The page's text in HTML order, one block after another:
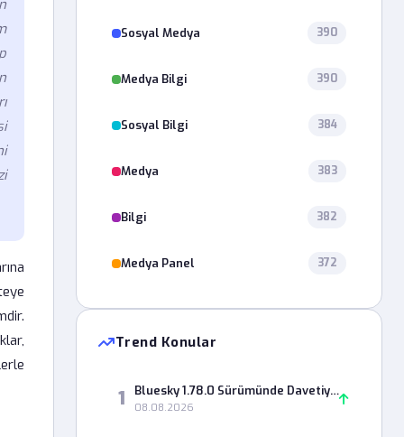
Sosyal Medya 390
Medya Bilgi 390
Sosyal Bilgi 384
Medya 383
Bilgi 382
Medya Panel 372
Trend Konular
1 Bluesky 1.78.0 Sürümünde Davetiye Kodu Neden Geçersiz Sayılıyor?
08.08.2026